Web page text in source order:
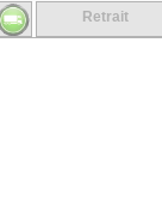
Retrait